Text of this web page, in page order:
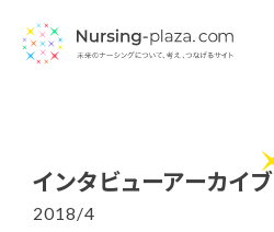
インタビューアーカイブ
2018/4